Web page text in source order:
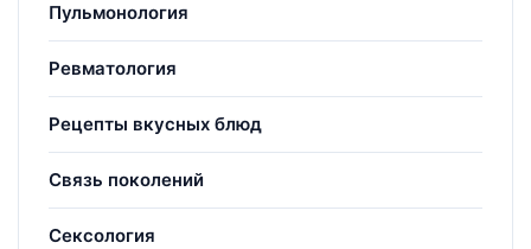
Пульмонология
Ревматология
Рецепты вкусных блюд
Связь поколений
Сексология